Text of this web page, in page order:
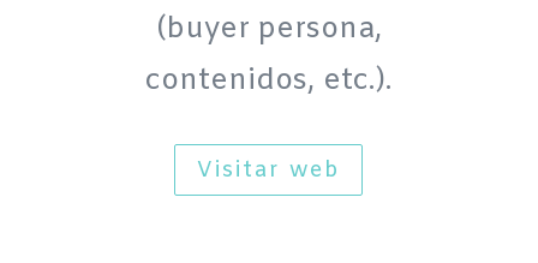
(buyer persona,
contenidos, etc.).
Visitar web